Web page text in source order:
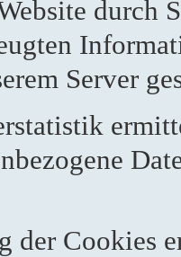
durch
Server
der Cookies